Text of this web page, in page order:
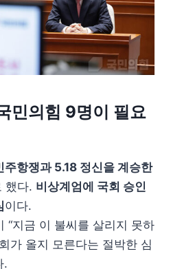
민의힘 9명이 필요
주항쟁과 5.18 정신을 계승한
했다. 비상계엄에 국회 승인
이다.
“지금 이 불씨를 살리지 못하
가 올지 모른다는 절박한 심
.